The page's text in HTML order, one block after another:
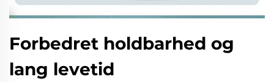
Forbedret holdbarhed og
lang levetid